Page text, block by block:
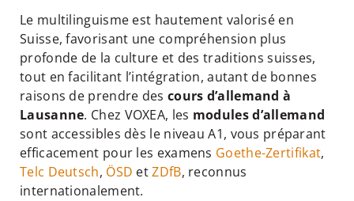
Le multilinguisme est hautement valorisé en
Suisse, favorisant une compréhension plus
profonde de la culture et des traditions suisses,
tout en facilitant l’intégration, autant de bonnes
raisons de prendre des cours d’allemand à
Lausanne. Chez VOXEA, les modules d’allemand
sont accessibles dès le niveau A1, vous préparant
efficacement pour les examens Goethe-Zertifikat,
Telc Deutsch, ÖSD etZDfB, reconnus
internationalement.